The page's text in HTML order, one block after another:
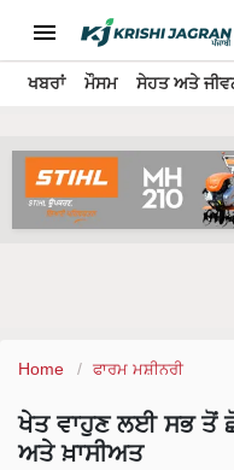
ਖਬਰਾਂ ਮੌਸਮ ਸੇਹਤ ਅਤੇ
Home ਫਾਰਮ ਮਸ਼ੀਨਰੀ
ਖੇਤ ਵਾਹੁਣ ਲਈ ਸਭ ਤੋਂ
ਅਤੇ ਖ਼ਾਸੀਅਤ